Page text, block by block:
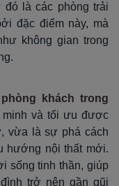
là các phòng trải
đặc điểm này, mà
không gian trong
khách trong
và tối ưu được
vừa là sự phá cách
hướng nội thất mới.
sống tinh thần, giúp
trở nên gần gũi